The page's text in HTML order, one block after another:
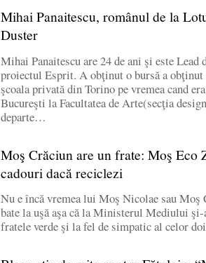
Mihai Panaitescu, românul de la
Duster
Mihai Panaitescu are 24 de ani şi este
proiectul Esprit. A obţinut o bursă a
şcoala privată din Torino pe vremea cand
Bucureşti la Facultatea de Arte(secţia
departe…
Moş Crăciun are un frate: Moş Eco
cadouri dacă reciclezi
Nu e încă vremea lui Moş Nicolae sau
bate la uşă aşa că la Ministerul Mediului
fratele verde şi la fel de simpatic al celor